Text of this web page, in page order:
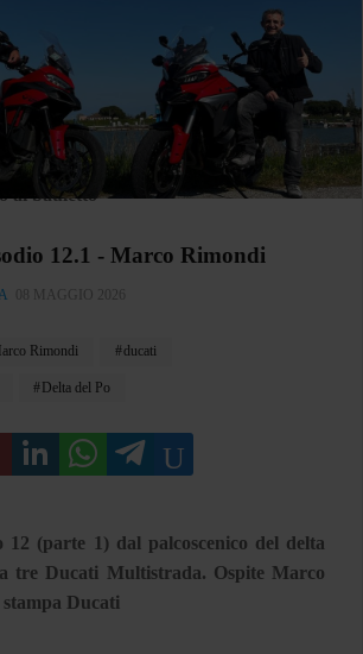
al bauletto
12.1 - Marco Rimondi
08 MAGGIO 2026
Rimondi ducati
Delta del Po
12 (parte 1) dal palcoscenico del delta
tre Ducati Multistrada. Ospite Marco
Ducati